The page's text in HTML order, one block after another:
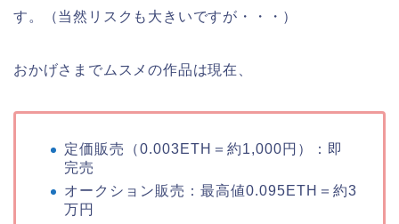
す。（当然リスクも大きいですが・・・）
おかげさまでムスメの作品は現在、
定価販売（0.003ETH＝約1,000円）：即
完売
オークション販売：最高値0.095ETH＝約3
万円